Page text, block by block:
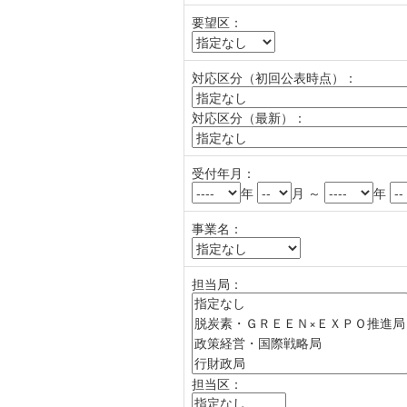
要望区：
対応区分（初回公表時点）：
対応区分（最新）：
受付年月：
年
月 ～
年
事業名：
担当局：
担当区：